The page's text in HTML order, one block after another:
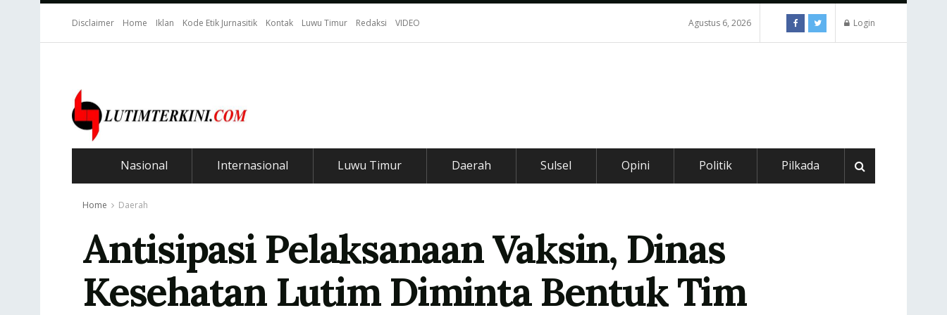
Disclaimer Home Iklan Kode Etik Jurnasitik Kontak Luwu Timur Redaksi VIDEO Agustus 6, 2026 Login
Nasional Internasional Luwu Timur Daerah Sulsel Opini Politik Pilkada
Home Daerah
Antisipasi Pelaksanaan Vaksin, Dinas
Kesehatan Lutim Diminta Bentuk Tim